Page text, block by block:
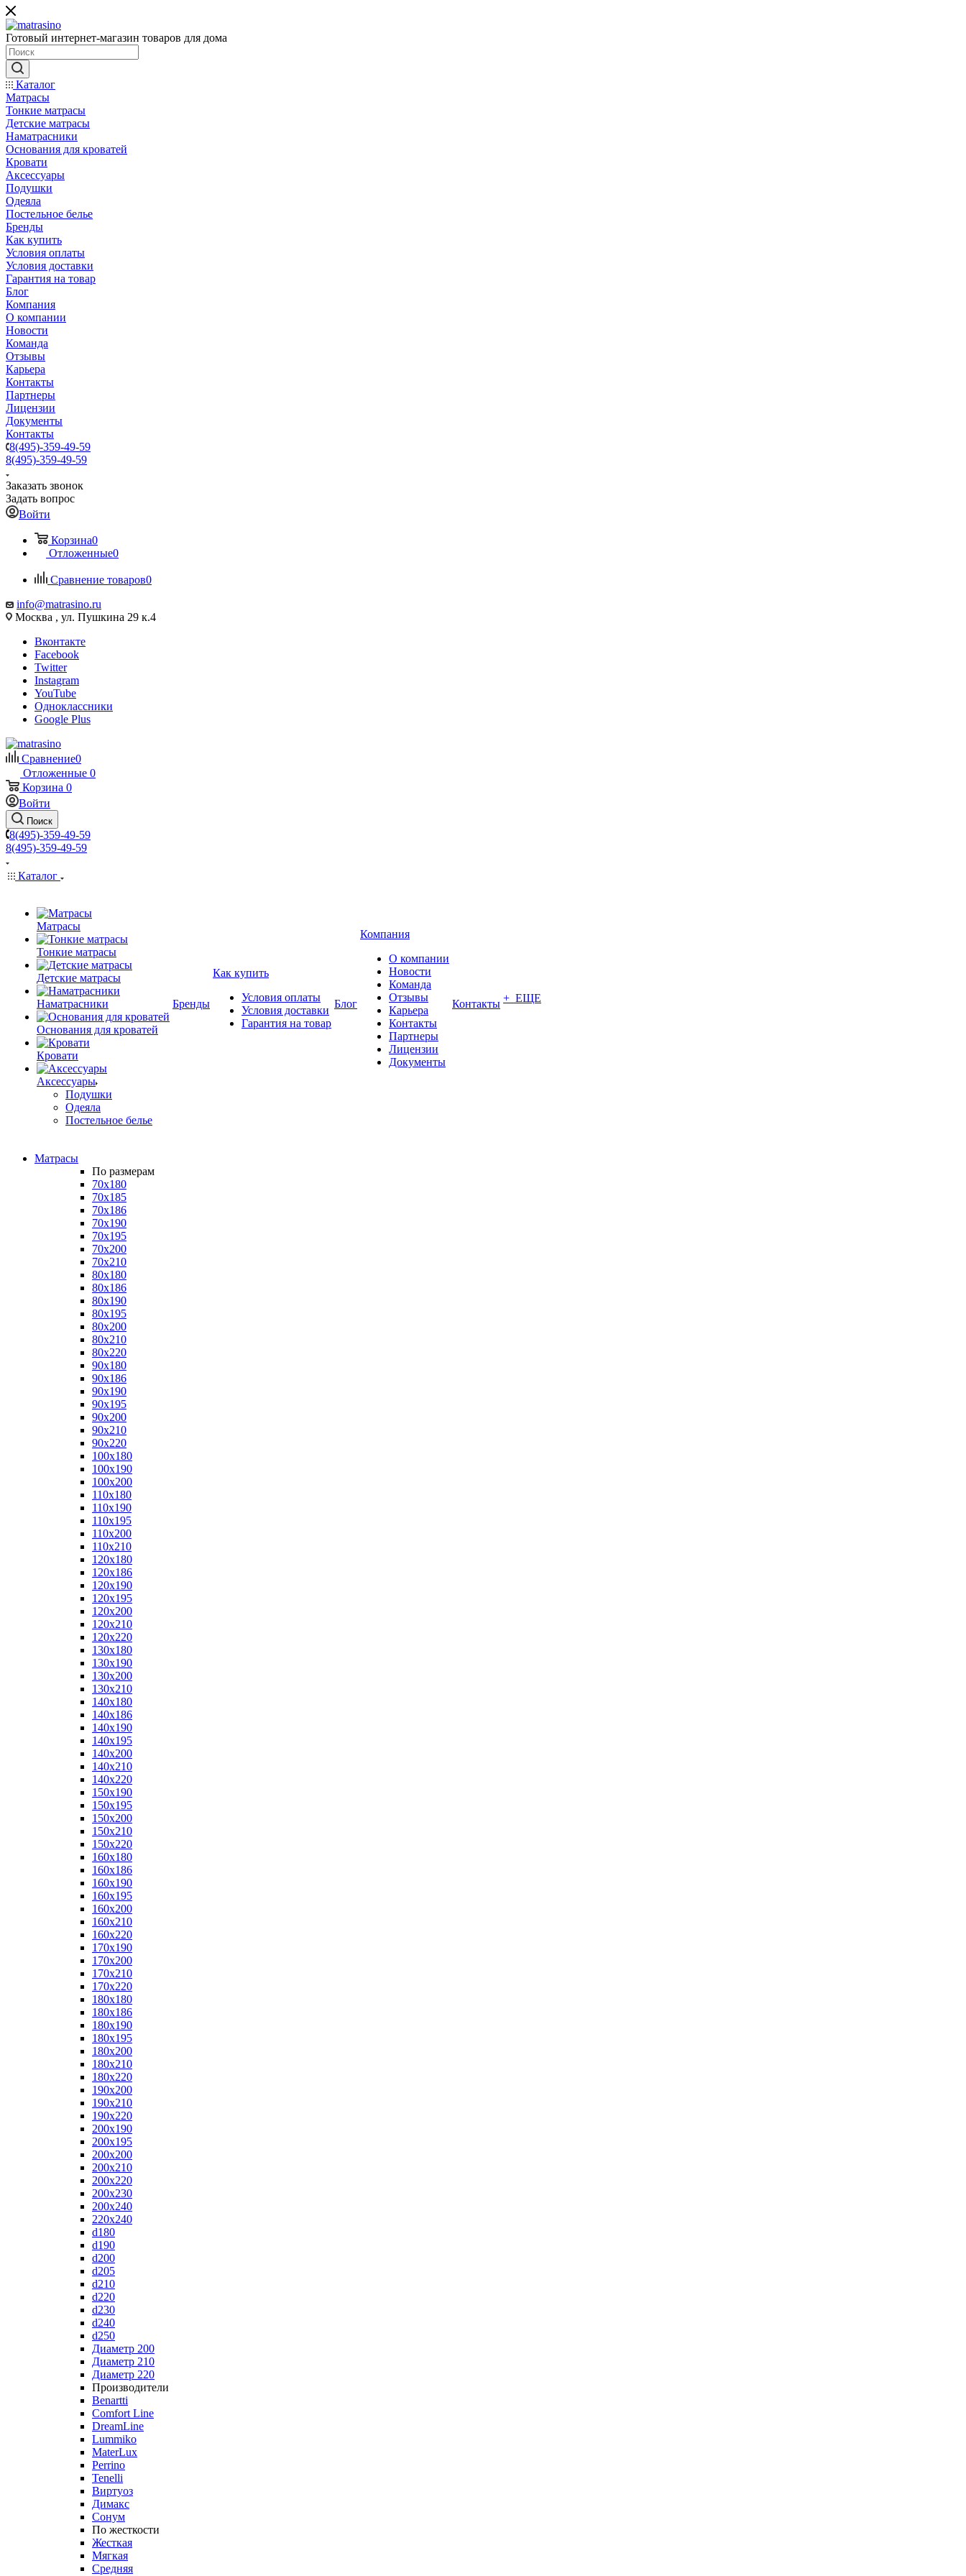
Готовый интернет-магазин товаров для дома
Каталог
Матрасы
Тонкие матрасы
Детские матрасы
Наматрасники
Основания для кроватей
Кровати
Аксессуары
Подушки
Одеяла
Постельное белье
Бренды
Как купить
Условия оплаты
Условия доставки
Гарантия на товар
Блог
Компания
О компании
Новости
Команда
Отзывы
Карьера
Контакты
Партнеры
Лицензии
Документы
Контакты
8(495)-359-49-59
8(495)-359-49-59
Заказать звонок
Задать вопрос
Войти
Корзина0
Отложенные0
Сравнение товаров0
info@matrasino.ru
Москва , ул. Пушкина 29 к.4
Вконтакте
Facebook
Twitter
Instagram
YouTube
Одноклассники
Google Plus
Сравнение0
Отложенные 0
Корзина 0
Войти
Поиск
8(495)-359-49-59
8(495)-359-49-59
Каталог
Матрасы
Тонкие матрасы
Детские матрасы
Наматрасники
Основания для кроватей
Кровати
Аксессуары
Подушки
Одеяла
Постельное белье
Бренды
Как купить
Условия оплаты
Условия доставки
Гарантия на товар
Блог
Компания
О компании
Новости
Команда
Отзывы
Карьера
Контакты
Партнеры
Лицензии
Документы
Контакты + ЕЩЕ
Матрасы
По размерам
70x180
70x185
70x186
70x190
70x195
70x200
70x210
80x180
80x186
80x190
80x195
80x200
80x210
80x220
90x180
90x186
90x190
90x195
90x200
90x210
90x220
100x180
100x190
100x200
110x180
110x190
110x195
110x200
110x210
120x180
120x186
120x190
120x195
120x200
120x210
120x220
130x180
130x190
130x200
130x210
140x180
140x186
140x190
140x195
140x200
140x210
140x220
150x190
150x195
150x200
150x210
150x220
160x180
160x186
160x190
160x195
160x200
160x210
160x220
170x190
170x200
170x210
170x220
180x180
180x186
180x190
180x195
180x200
180x210
180x220
190x200
190x210
190x220
200x190
200x195
200x200
200x210
200x220
200x230
200x240
220x240
d180
d190
d200
d205
d210
d220
d230
d240
d250
Диаметр 200
Диаметр 210
Диаметр 220
Производители
Benartti
Comfort Line
DreamLine
Lummiko
MaterLux
Perrino
Tenelli
Виртуоз
Димакс
Сонум
По жесткости
Жесткая
Мягкая
Средняя